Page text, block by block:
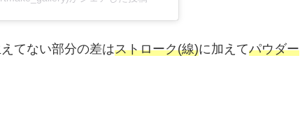
てない部分の差はストローク(線)に加えてパウダー